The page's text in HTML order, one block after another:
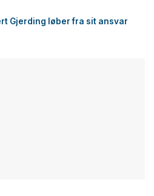
Gjerding løber fra sit ansvar